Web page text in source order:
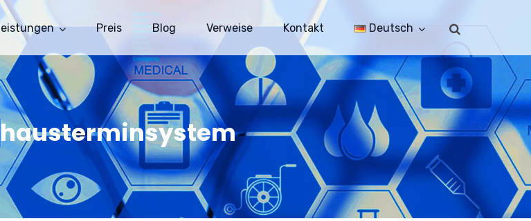
Preis Blog Verweise Kontakt Deutsch